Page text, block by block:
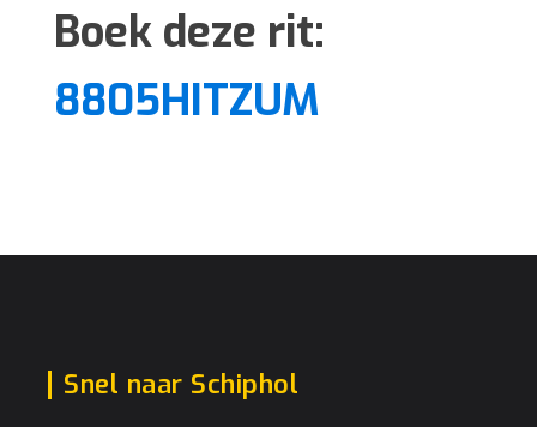
Boek deze rit:
8805HITZUM
Snel naar Schiphol